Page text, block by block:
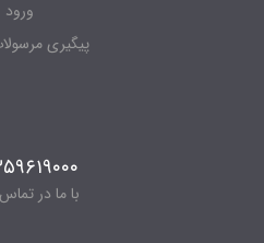
پیگیری مرسولات پستی
۰۹۳۵۹۶۱۹۰۰۰
با ما در تماس باشید